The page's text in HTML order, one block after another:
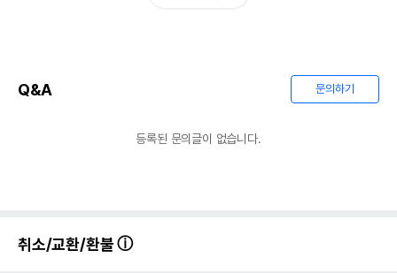
Q&A 문의하기
등록된 문의글이 없습니다.
취소/교환/환불